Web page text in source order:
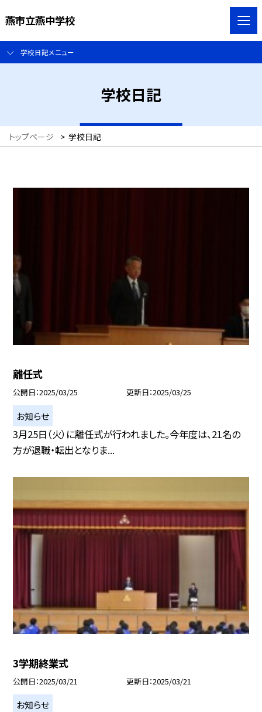
燕市立燕中学校
学校日記メニュー
学校日記
トップページ > 学校日記
離任式
公開日 2025/03/25 更新日 2025/03/25
お知らせ
3月25日（火）に離任式が行われました。今年度は、21名の
方が退職・転出となりま...
3学期終業式
公開日 2025/03/21 更新日 2025/03/21
お知らせ